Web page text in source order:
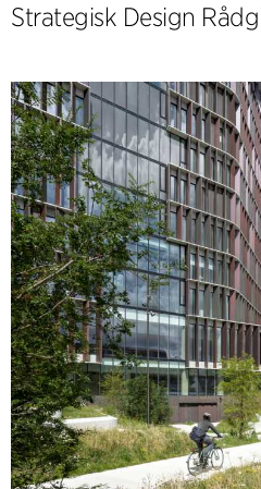
Strategisk Design